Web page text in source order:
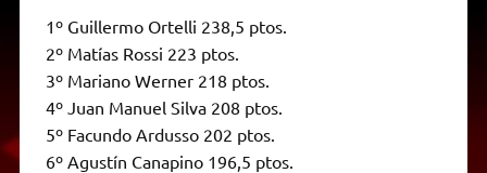
1º Guillermo Ortelli 238,5 ptos.
2º Matías Rossi 223 ptos.
3º Mariano Werner 218 ptos.
4º Juan Manuel Silva 208 ptos.
5º Facundo Ardusso 202 ptos.
6º Agustín Canapino 196,5 ptos.